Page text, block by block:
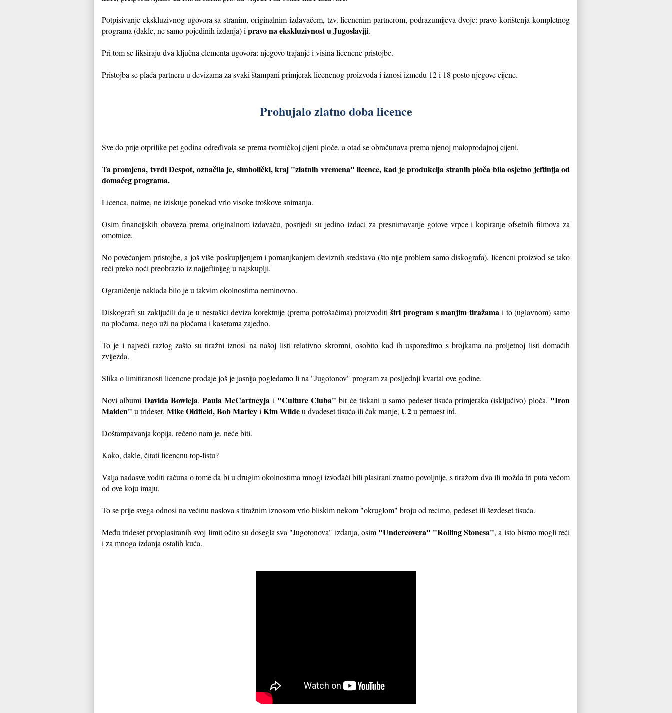
Potpisivanje ekskluzivnog ugovora sa stranim, originalnim izdavačem, tzv. licencnim partnerom, podrazumijeva dvoje: pravo korištenja kompletnog
programa (dakle, ne samo pojedinih izdanja) i pravo na ekskluzivnost u Jugoslaviji.
Pri tom se fiksiraju dva ključna elementa ugovora: njegovo trajanje i visina licencne pristojbe.
Pristojba se plaća partneru u devizama za svaki štampani primjerak licencnog proizvoda i iznosi između 12 i 18 posto njegove cijene.
Prohujalo zlatno doba licence
Sve do prije otprilike pet godina određivala se prema tvorničkoj cijeni ploče, a otad se obračunava prema njenoj maloprodajnoj cijeni.
Ta promjena, tvrdi Despot, označila je, simbolički, kraj "zlatnih vremena" licence, kad je produkcija stranih ploča bila osjetno jeftinija od
domaćeg programa.
Licenca, naime, ne iziskuje ponekad vrlo visoke troškove snimanja.
Osim financijskih obaveza prema originalnom izdavaču, posrijedi su jedino izdaci za presnimavanje gotove vrpce i kopiranje ofsetnih filmova za
omotnice.
No povećanjem pristojbe, a još više poskupljenjem i pomanjkanjem deviznih sredstava (što nije problem samo diskografa), licencni proizvod se tako
reći preko noći preobrazio iz najjeftinijeg u najskuplji.
Ograničenje naklada bilo je u takvim okolnostima neminovno.
Diskografi su zaključili da je u nestašici deviza korektnije (prema potrošačima) proizvoditi širi program s manjim tiražama i to (uglavnom) samo
na pločama, nego uži na pločama i kasetama zajedno.
To je i najveći razlog zašto su tiražni iznosi na našoj listi relativno skromni, osobito kad ih usporedimo s brojkama na proljetnoj listi domaćih
zvijezda.
Slika o limitiranosti licencne prodaje još je jasnija pogledamo li na "Jugotonov" program za posljednji kvartal ove godine.
Novi albumi Davida Bowieja,Paula McCartneyja i "Culture Cluba" bit će tiskani u samo pedeset tisuća primjeraka (isključivo) ploča, "Iron
Maiden" u trideset, Mike Oldfield, Bob Marleyi Kim Wildeu dvadeset tisuća ili čak manje, U2u petnaest itd.
Doštampavanja kopija, rečeno nam je, neće biti.
Kako, dakle, čitati licencnu top-listu?
Valja nadasve voditi računa o tome da bi u drugim okolnostima mnogi izvođači bili plasirani znatno povoljnije, s tiražom dva ili možda tri puta većom
od ove koju imaju.
To se prije svega odnosi na većinu naslova s tiražnim iznosom vrlo bliskim nekom "okruglom" broju od recimo, pedeset ili šezdeset tisuća.
Među trideset prvoplasiranih svoj limit očito su dosegla sva "Jugotonova" izdanja, osim "Undercovera" "Rolling Stonesa", a isto bismo mogli reći
i za mnoga izdanja ostalih kuća.